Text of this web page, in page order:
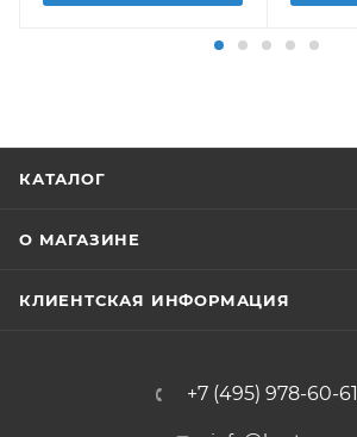
КАТАЛОГ
О МАГАЗИНЕ
КЛИЕНТСКАЯ ИНФОРМАЦИЯ
+7 (495) 978-60-61